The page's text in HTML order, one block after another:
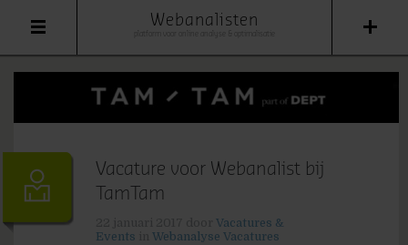
Webanalisten
Vacature voor Webanalist bij
TamTam
Vacatures &
Events
Webanalyse Vacatures